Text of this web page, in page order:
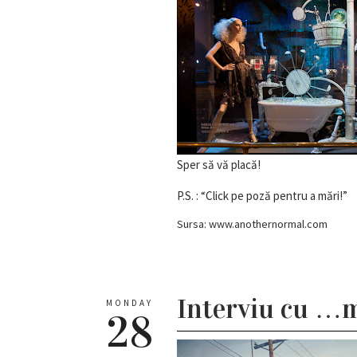
Sper să vă placă!
P.S. : “Click pe poză pentru a mări!”
Sursa: www.anothernormal.com
MONDAY
28 Interviu cu